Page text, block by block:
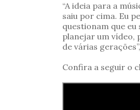
“A ideia para a
saiu por cima. Eu
questionam que
planejar um vídeo,
de várias
Confira a seguir o